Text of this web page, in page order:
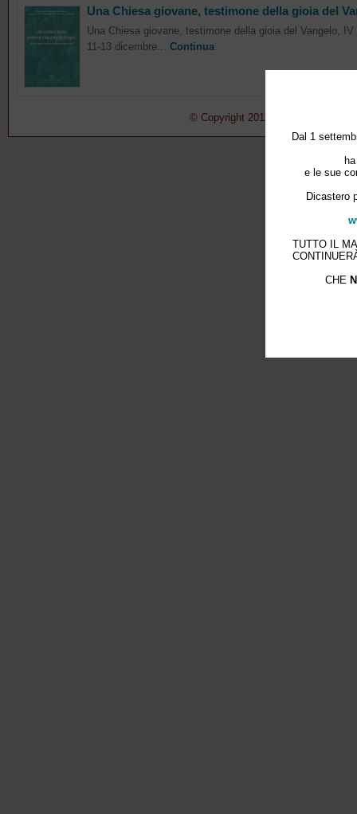
Una Chiesa giovane, testimone della gioia del
Una Chiesa giovane, testimone della gioia del Vangelo,
11-13 dicembre... Continua
© Copyright 2011-2015 Pontificio
Dal 1
e le sue
Dicastero
TUTTO IL
CHE